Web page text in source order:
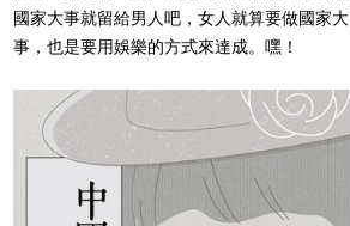
國家大事就留給男人吧，女人就算要做國家大
事，也是要用娛樂的方式來達成。嘿！